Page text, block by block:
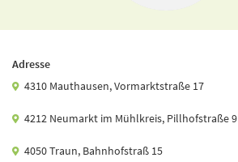
Adresse
4310 Mauthausen, Vormarktstraße 17
4212 Neumarkt im Mühlkreis, Pillhofstraße 9
4050 Traun, Bahnhofstraß 15